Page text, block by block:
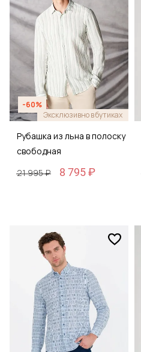
-60%
Эксклюзивно в бутиках
Рубашка из льна в полоску
свободная
21 995 ₽
8 795 ₽